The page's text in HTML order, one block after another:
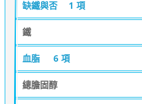
缺鐵與否 1 項
鐵
血脂 6 項
總膽固醇